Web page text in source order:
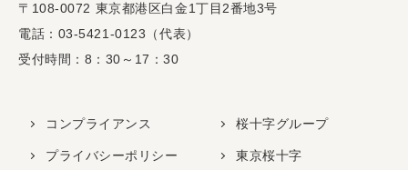
〒108-0072 東京都港区白金1丁目2番地3号
電話：03-5421-0123（代表）
受付時間：8：30～17：30
コンプライアンス
プライバシーポリシー
桜十字グループ
東京桜十字